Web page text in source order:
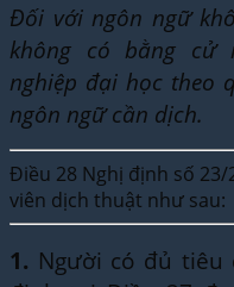
Đối với ngôn ngữ
không có bằng cử
nghiệp đại học theo
ngôn ngữ cần dịch.
Điều 28 Nghị định số
viên dịch thuật như sau:
1. Người có đủ